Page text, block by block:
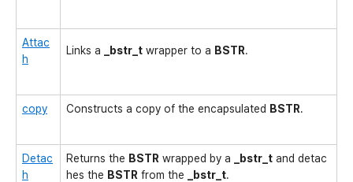
Attac
h
Links a _bstr_t wrapper to a BSTR.
copy Constructs a copy of the encapsulated BSTR.
Detac
h
Returns the BSTR wrapped by a _bstr_t and detac
hes the BSTR from the _bstr_t.